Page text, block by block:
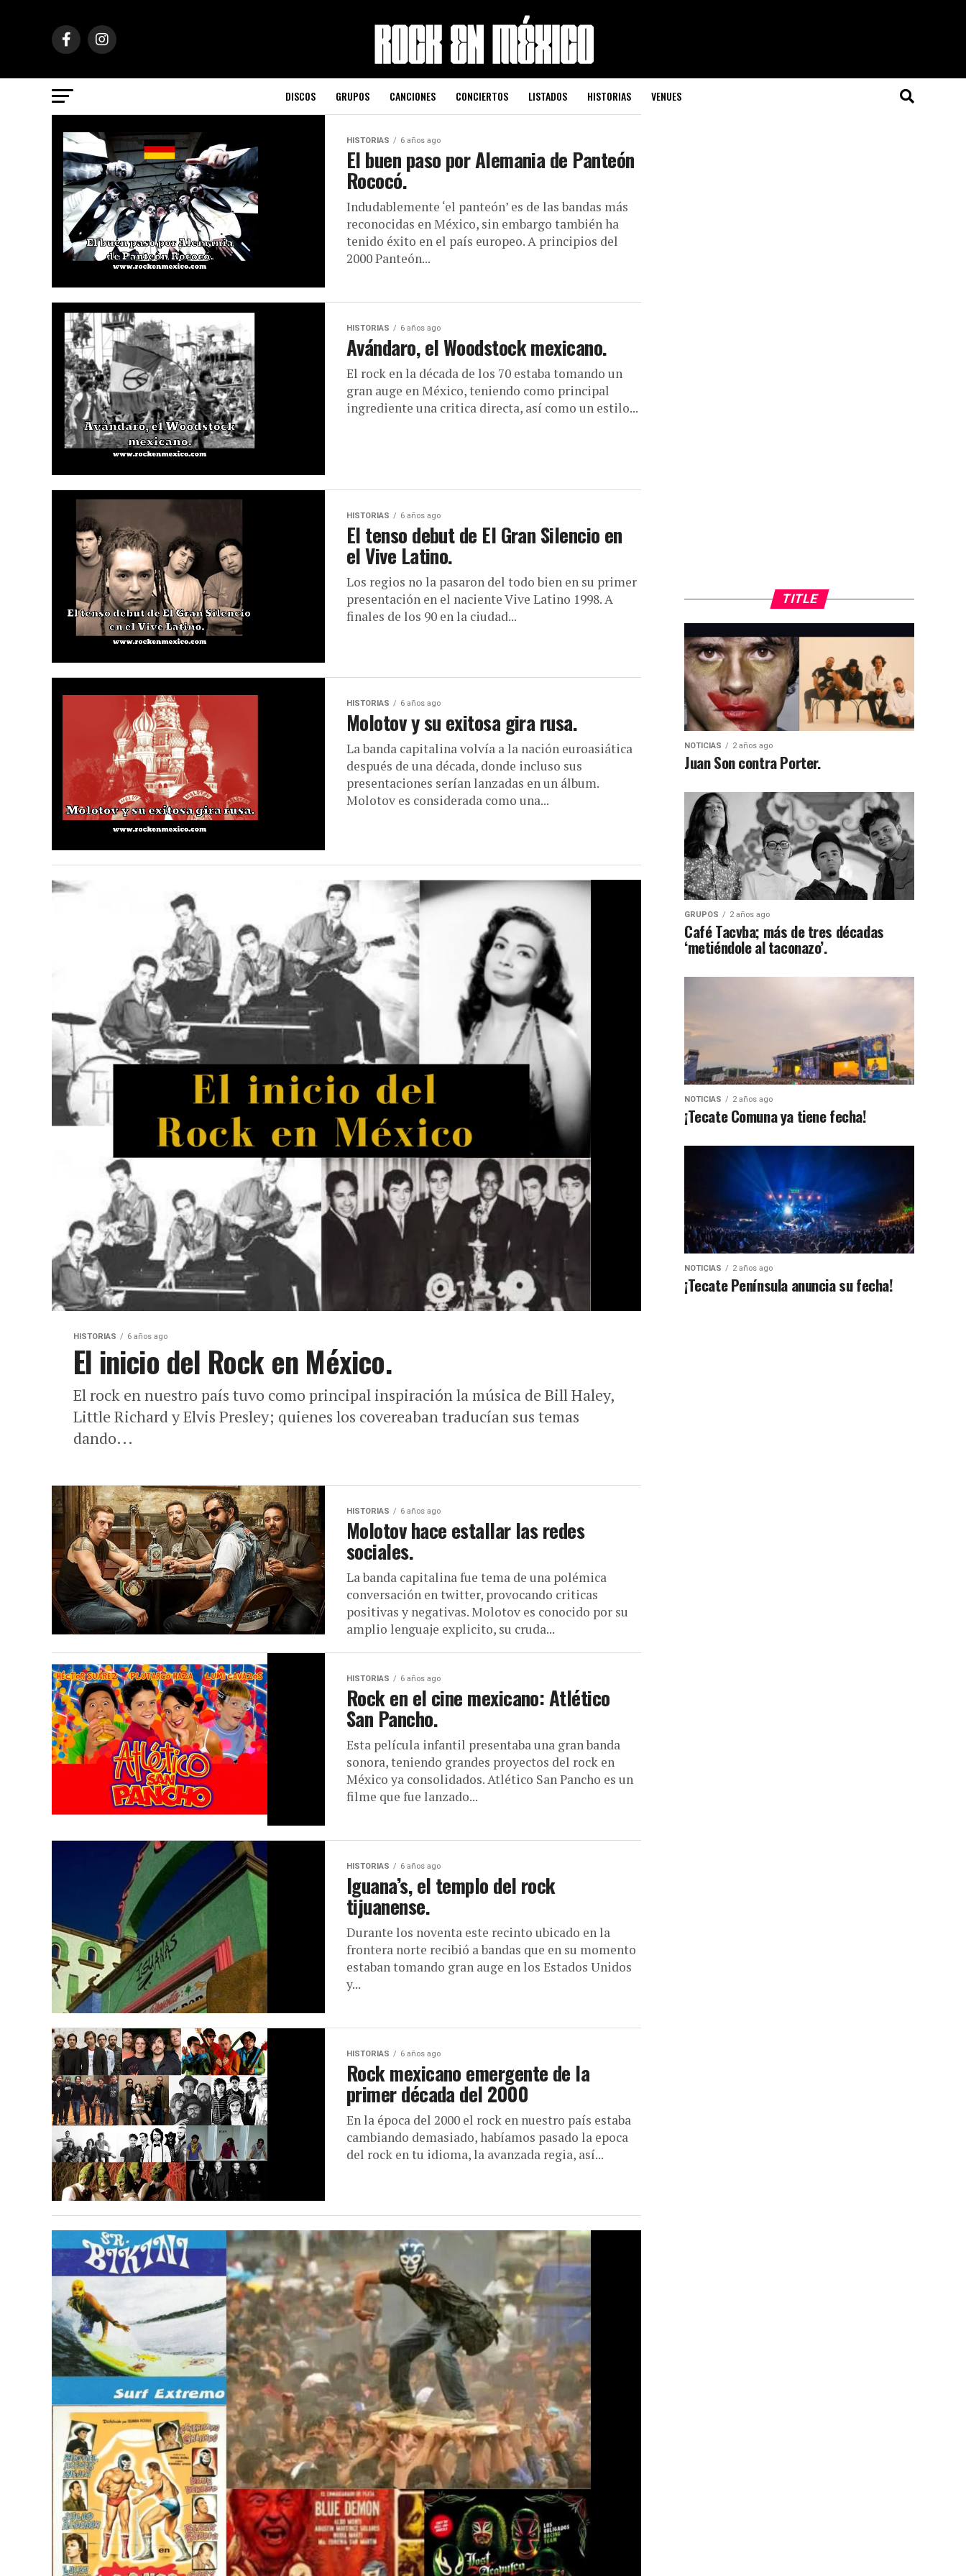
DISCOS GRUPOS CANCIONES CONCIERTOS LISTADOS HISTORIAS VENUES
HISTORIAS 6 años ago
El buen paso por Alemania de Panteón
Rococó.
Indudablemente ‘el panteón’ es de las bandas más
reconocidas en México, sin embargo también ha
tenido éxito en el país europeo. A principios del
2000 Panteón...
HISTORIAS 6 años ago
Avándaro, el Woodstock mexicano.
El rock en la década de los 70 estaba tomando un
gran auge en México, teniendo como principal
ingrediente una critica directa, así como un estilo...
HISTORIAS 6 años ago
El tenso debut de El Gran Silencio en
el Vive Latino.
Los regios no la pasaron del todo bien en su primer
presentación en el naciente Vive Latino 1998. A
finales de los 90 en la ciudad...
HISTORIAS 6 años ago
Molotov y su exitosa gira rusa.
La banda capitalina volvía a la nación euroasiática
después de una década, donde incluso sus
presentaciones serían lanzadas en un álbum.
Molotov es considerada como una...
HISTORIAS 6 años ago
El inicio del Rock en México.
El rock en nuestro país tuvo como principal inspiración la música de Bill Haley,
Little Richard y Elvis Presley; quienes los covereaban traducían sus temas
dando...
HISTORIAS 6 años ago
Molotov hace estallar las redes
sociales.
La banda capitalina fue tema de una polémica
conversación en twitter, provocando criticas
positivas y negativas. Molotov es conocido por su
amplio lenguaje explicito, su cruda...
HISTORIAS 6 años ago
Rock en el cine mexicano: Atlético
San Pancho.
Esta película infantil presentaba una gran banda
sonora, teniendo grandes proyectos del rock en
México ya consolidados. Atlético San Pancho es un
filme que fue lanzado...
HISTORIAS 6 años ago
Iguana’s, el templo del rock
tijuanense.
Durante los noventa este recinto ubicado en la
frontera norte recibió a bandas que en su momento
estaban tomando gran auge en los Estados Unidos
y...
HISTORIAS 6 años ago
Rock mexicano emergente de la
primer década del 2000
En la época del 2000 el rock en nuestro país estaba
cambiando demasiado, habíamos pasado la epoca
del rock en tu idioma, la avanzada regia, así...
TITLE
NOTICIAS 2 años ago
Juan Son contra Porter.
GRUPOS 2 años ago
Café Tacvba; más de tres décadas
‘metiéndole al taconazo’.
NOTICIAS 2 años ago
¡Tecate Comuna ya tiene fecha!
NOTICIAS 2 años ago
¡Tecate Península anuncia su fecha!